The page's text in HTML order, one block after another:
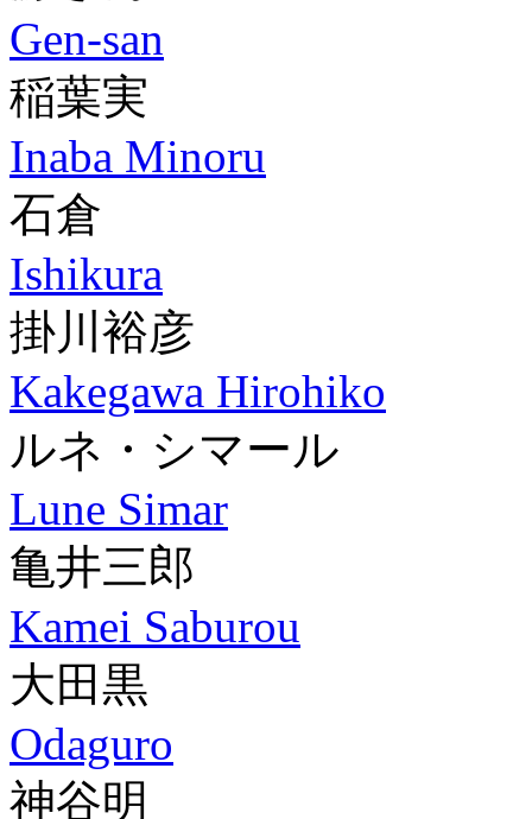
Gen-san
稲葉実
Inaba Minoru
石倉
Ishikura
掛川裕彦
Kakegawa Hirohiko
ルネ・シマール
Lune Simar
亀井三郎
Kamei Saburou
大田黒
Odaguro
神谷明